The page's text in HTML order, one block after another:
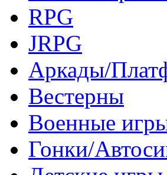
RPG
JRPG
Аркады/
Вестерны
Военные
Гонки/